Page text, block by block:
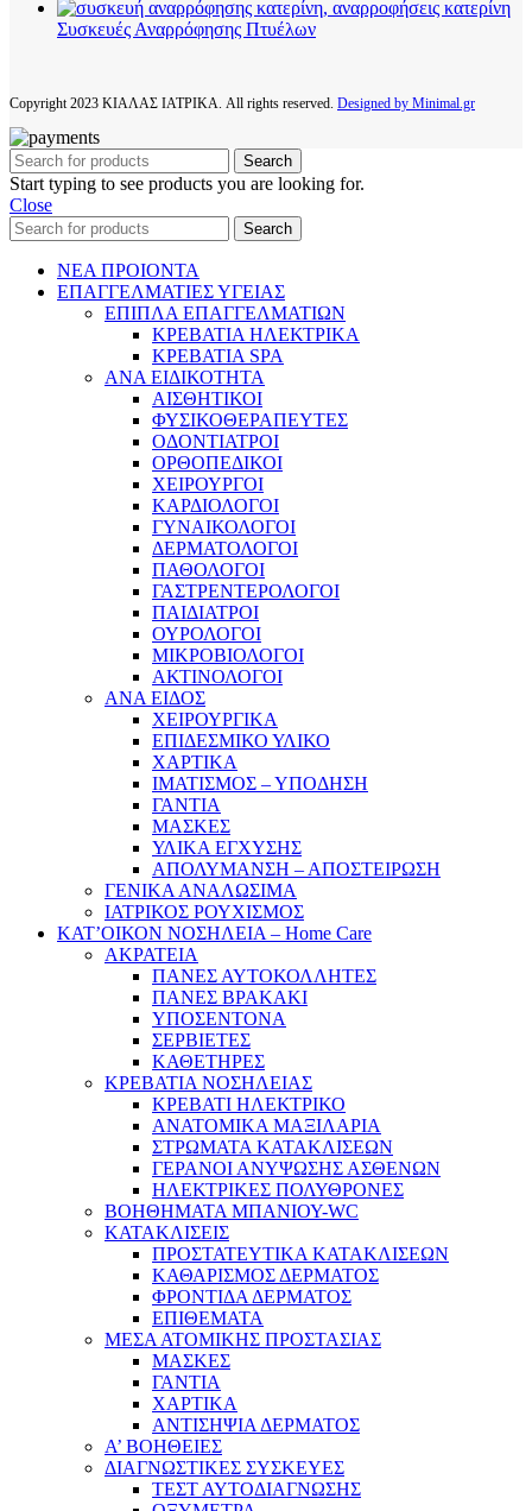
Συσκευές Αναρρόφησης Πτυέλων
Copyright2023 ΚΙΑΛΑΣ ΙΑΤΡΙΚΑ. All rights reserved. Designed by Minimal.gr
Search
Start typing to see products you are looking for.
Close
Search
ΝΕΑ ΠΡΟΙΟΝΤΑ
ΕΠΑΓΓΕΛΜΑΤΙΕΣ ΥΓΕΙΑΣ
ΕΠΙΠΛΑ ΕΠΑΓΓΕΛΜΑΤΙΩΝ
ΚΡΕΒΑΤΙΑ ΗΛΕΚΤΡΙΚΑ
ΚΡΕΒΑΤΙΑ SPA
ΑΝΑ ΕΙΔΙΚΟΤΗΤΑ
ΑΙΣΘΗΤΙΚΟΙ
ΦΥΣΙΚΟΘΕΡΑΠΕΥΤΕΣ
ΟΔΟΝΤΙΑΤΡΟΙ
ΟΡΘΟΠΕΔΙΚΟΙ
ΧΕΙΡΟΥΡΓΟΙ
ΚΑΡΔΙΟΛΟΓΟΙ
ΓΥΝΑΙΚΟΛΟΓΟΙ
ΔΕΡΜΑΤΟΛΟΓΟΙ
ΠΑΘΟΛΟΓΟΙ
ΓΑΣΤΡΕΝΤΕΡΟΛΟΓΟΙ
ΠΑΙΔΙΑΤΡΟΙ
ΟΥΡΟΛΟΓΟΙ
ΜΙΚΡΟΒΙΟΛΟΓΟΙ
ΑΚΤΙΝΟΛΟΓΟΙ
ΑΝΑ ΕΙΔΟΣ
ΧΕΙΡΟΥΡΓΙΚΑ
ΕΠΙΔΕΣΜΙΚΟ ΥΛΙΚΟ
ΧΑΡΤΙΚΑ
ΙΜΑΤΙΣΜΟΣ – ΥΠΟΔΗΣΗ
ΓΑΝΤΙΑ
ΜΑΣΚΕΣ
ΥΛΙΚΑ ΕΓΧΥΣΗΣ
ΑΠΟΛΥΜΑΝΣΗ – ΑΠΟΣΤΕΙΡΩΣΗ
ΓΕΝΙΚΑ ΑΝΑΛΩΣΙΜΑ
ΙΑΤΡΙΚΟΣ ΡΟΥΧΙΣΜΟΣ
ΚΑΤ’ΟΙΚΟΝ ΝΟΣΗΛΕΙΑ – Home Care
ΑΚΡΑΤΕΙΑ
ΠΑΝΕΣ ΑΥΤΟΚΟΛΛΗΤΕΣ
ΠΑΝΕΣ ΒΡΑΚΑΚΙ
ΥΠΟΣΕΝΤΟΝΑ
ΣΕΡΒΙΕΤΕΣ
ΚΑΘΕΤΗΡΕΣ
ΚΡΕΒΑΤΙΑ ΝΟΣΗΛΕΙΑΣ
ΚΡΕΒΑΤΙ ΗΛΕΚΤΡΙΚΟ
ΑΝΑΤΟΜΙΚΑ ΜΑΞΙΛΑΡΙΑ
ΣΤΡΩΜΑΤΑ ΚΑΤΑΚΛΙΣΕΩΝ
ΓΕΡΑΝΟΙ ΑΝΥΨΩΣΗΣ ΑΣΘΕΝΩΝ
ΗΛΕΚΤΡΙΚΕΣ ΠΟΛΥΘΡΟΝΕΣ
ΒΟΗΘΗΜΑΤΑ ΜΠΑΝΙΟΥ-WC
ΚΑΤΑΚΛΙΣΕΙΣ
ΠΡΟΣΤΑΤΕΥΤΙΚΑ ΚΑΤΑΚΛΙΣΕΩΝ
ΚΑΘΑΡΙΣΜΟΣ ΔΕΡΜΑΤΟΣ
ΦΡΟΝΤΙΔΑ ΔΕΡΜΑΤΟΣ
ΕΠΙΘΕΜΑΤΑ
ΜΕΣΑ ΑΤΟΜΙΚΗΣ ΠΡΟΣΤΑΣΙΑΣ
ΜΑΣΚΕΣ
ΓΑΝΤΙΑ
ΧΑΡΤΙΚΑ
ΑΝΤΙΣΗΨΙΑ ΔΕΡΜΑΤΟΣ
Α’ ΒΟΗΘΕΙΕΣ
ΔΙΑΓΝΩΣΤΙΚΕΣ ΣΥΣΚΕΥΕΣ
ΤΕΣΤ ΑΥΤΟΔΙΑΓΝΩΣΗΣ